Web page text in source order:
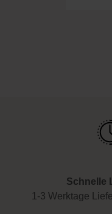
Schnelle
1-3 Werktage